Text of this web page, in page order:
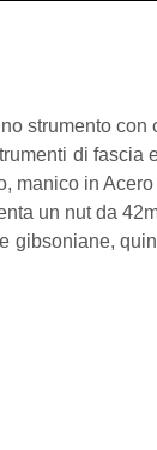
strumento con
di fascia
manico in
un nut da
gibsoniane,